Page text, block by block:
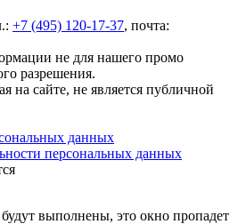
+7 (495) 120-17-37, почта:
не для нашего промо
разрешения.
на сайте, не является публичной
данных
персональных данных
выполнены, это окно пропадет